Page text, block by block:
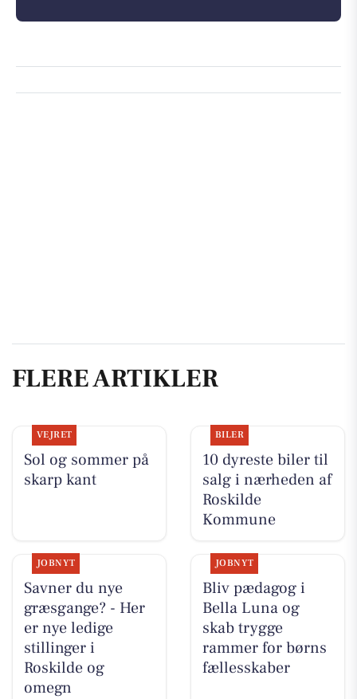
FLERE ARTIKLER
VEJRET
Sol og sommer på
skarp kant
BILER
10 dyreste biler til
salg i nærheden af
Roskilde
Kommune
JOBNYT
Savner du nye
græsgange? - Her
er nye ledige
stillinger i
Roskilde og
omegn
JOBNYT
Bliv pædagog i
Bella Luna og
skab trygge
rammer for børns
fællesskaber